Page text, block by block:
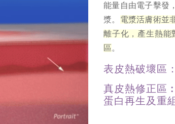
能量自由電子擊發
漿。 電漿活膚術並
離子化，產生熱能
區。
表皮熱破壞區
真皮熱修正區
蛋白再生及重